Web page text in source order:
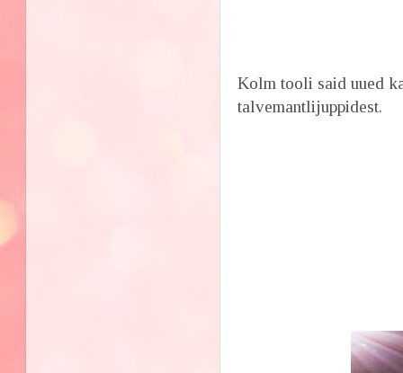
Kolm tooli said uued
talvemantlijuppidest.